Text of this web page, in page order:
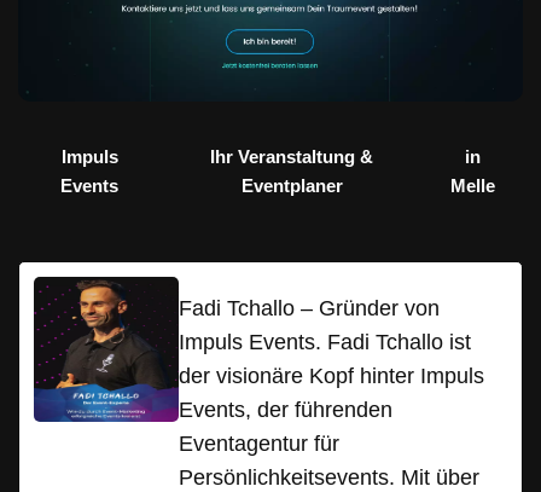
Impuls
Events
Ihr Veranstaltung &
Eventplaner
in
Melle
Fadi Tchallo – Gründer von
Impuls Events. Fadi Tchallo ist
der visionäre Kopf hinter Impuls
Events, der führenden
Eventagentur für
Persönlichkeitsevents. Mit über